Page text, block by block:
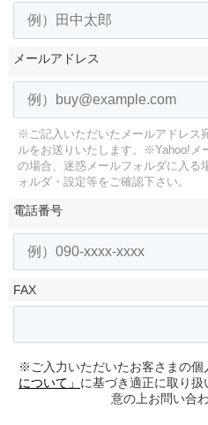
メールアドレス
※ご記入いただいたメールアドレス
ルをお送りいたします。
※Yahoo!メ
の場合、迷惑メールフォルダに入る
ォルダ・設定等をご確認下さい。
電話番号
FAX
※ご入力いただいたお客さまの個
について」 に基づき適正に取り
意の上お問い合